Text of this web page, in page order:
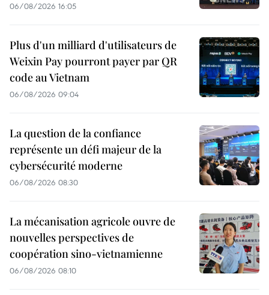
06/08/2026 16:05
Plus d'un milliard d'utilisateurs de
Weixin Pay pourront payer par QR
code au Vietnam
06/08/2026 09:04
La question de la confiance
représente un défi majeur de la
cybersécurité moderne
06/08/2026 08:30
La mécanisation agricole ouvre de
nouvelles perspectives de
coopération sino-vietnamienne
06/08/2026 08:10